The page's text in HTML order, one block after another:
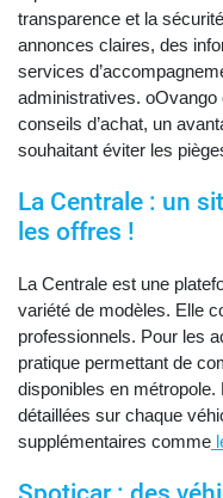
transparence et la
annonces claires, des
services
administratives. oOvango
conseils d’achat, un
souhaitant éviter les
La Centrale : un
les offres !
La Centrale est une
variété de modèles. Elle
professionnels. Pour les
pratique permettant de
disponibles en
détaillées sur chaque
supplémentaires comme